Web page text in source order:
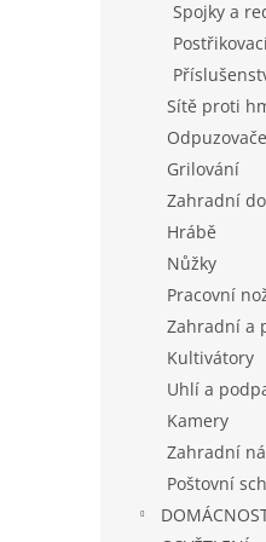
Spojky a
Sítě proti
Grilování
Zahradní
Hrábě
Nůžky
Pracovní
Zahradní a
Kultivátory
Uhlí a
Kamery
Zahradní
Poštovní